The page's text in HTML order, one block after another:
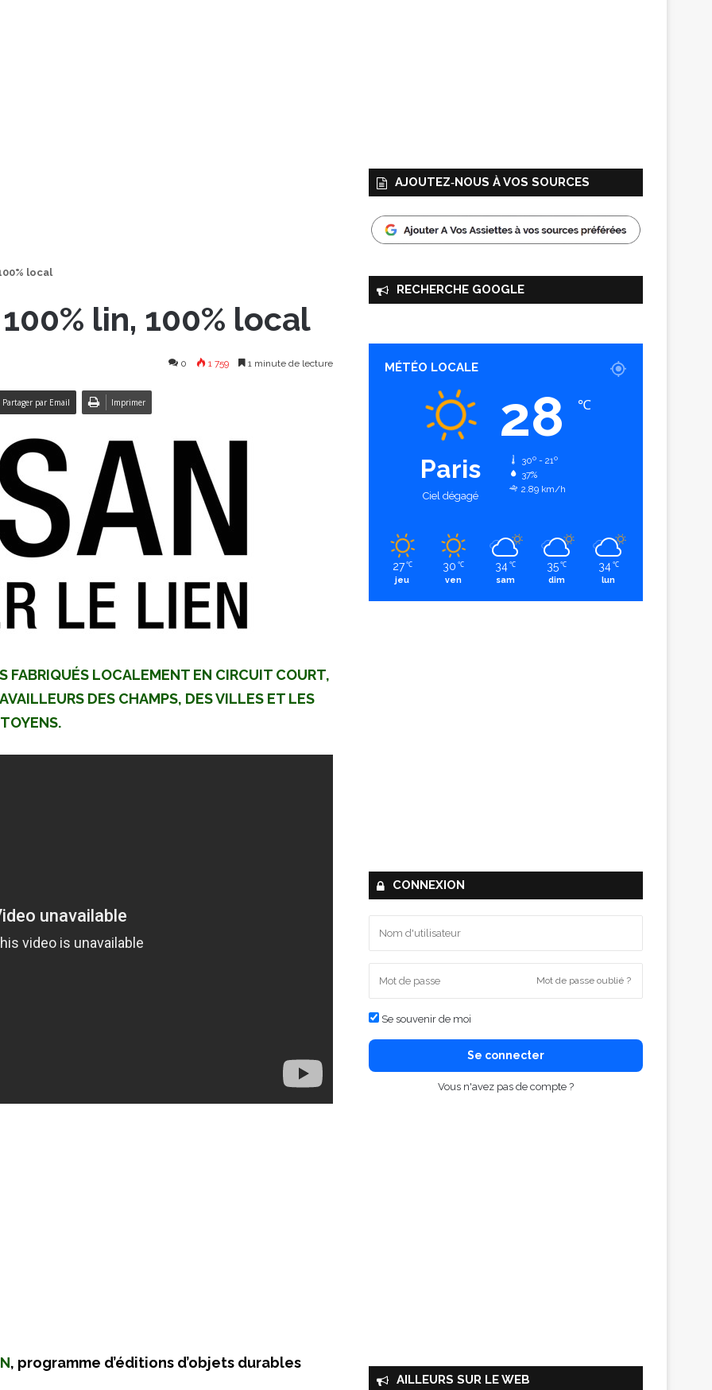
local
lin, 100% local
0 1 759 1 minute de lecture
Partager par Email Imprimer
FABRIQUÉS LOCALEMENT EN CIRCUIT COURT,
DES CHAMPS, DES VILLES ET LES
, programme d’éditions d’objets durables
AJOUTEZ‑NOUS À VOS SOURCES
RECHERCHE GOOGLE
MÉTÉO LOCALE
Paris
Ciel dégagé
28 ℃
30º - 21º
37%
2.89 km/h
27 ℃
jeu
30 ℃
ven
34 ℃
sam
35 ℃
dim
34 ℃
lun
CONNEXION
Mot de passe oublié ?
Se souvenir de moi
Se connecter
Vous n'avez pas de compte ?
AILLEURS SUR LE WEB